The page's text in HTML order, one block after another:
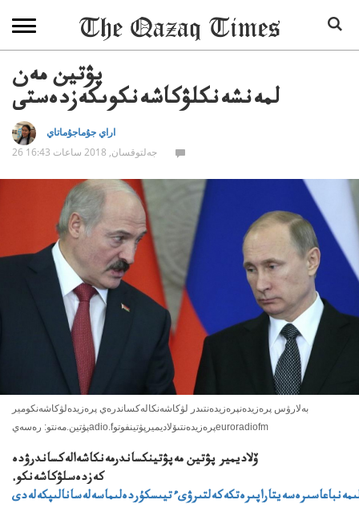
پۋتين مەن
لمەنشەنكلۋكاشەنكوىكەزدەستى
اراي جۇماجۇماتاي
26 جەلتوقسان, 2018 ساعات 16:43
بەلارۋس پرەزيدەنپرەزيدەنتىدر لۋكاشەنكالەكساندرەي پرەزيدەلۋكاشەنكومير
پۋتين.مەنتو: رەسەيadio.fپرەزيدەنتىۆلاديميرپۋتينفوتوeuroradiofm
ۆلاديمير پۋتين مەپۋتينكساندرمەنكاشەالەكساندرۋدە
كەزدەسلۋكاشەنكو.